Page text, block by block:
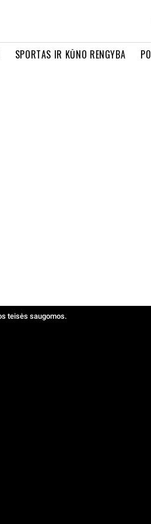
SPORTAS IR KŪNO RENGYBA
teisės saugomos.